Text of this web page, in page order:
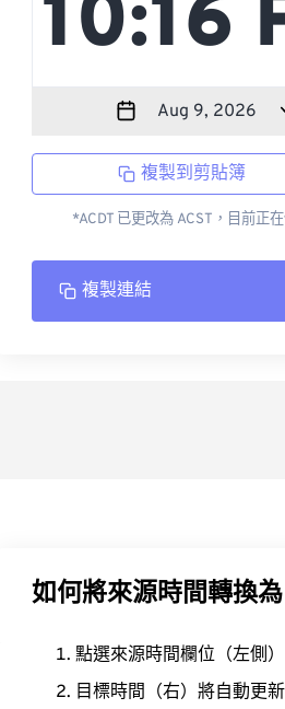
複製到剪貼簿
*ACDT 已更改為 ACST，目前正
複製連結
如何將來源時間轉換
點選來源時間欄位（左側
目標時間（右）將自動更新